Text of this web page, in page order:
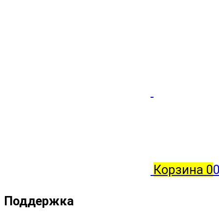
Корзина 0
Поддержка